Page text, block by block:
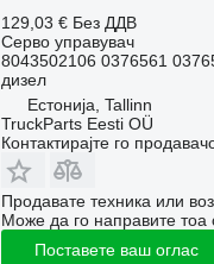
129,03 € Без ДДВ
Серво управувач
8043502106 0376561
дизел
Естонија, Tallinn
TruckParts Eesti OÜ
Контактирајте го
Продавате техника или
Може да го направите тоа
Поставете ваш оглас